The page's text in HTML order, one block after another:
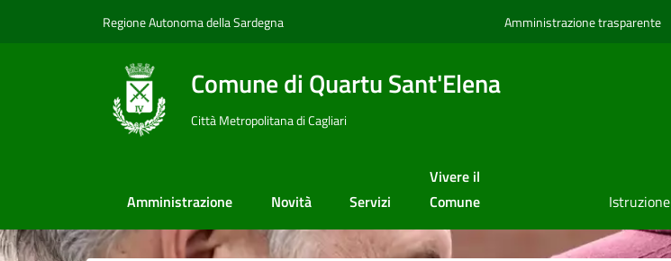
Regione Autonoma della Sardegna Amministrazione trasparente
Comune di Quartu Sant'Elena
Città Metropolitana di Cagliari
Amministrazione Novità Servizi
Vivere il
Comune
Istruzione